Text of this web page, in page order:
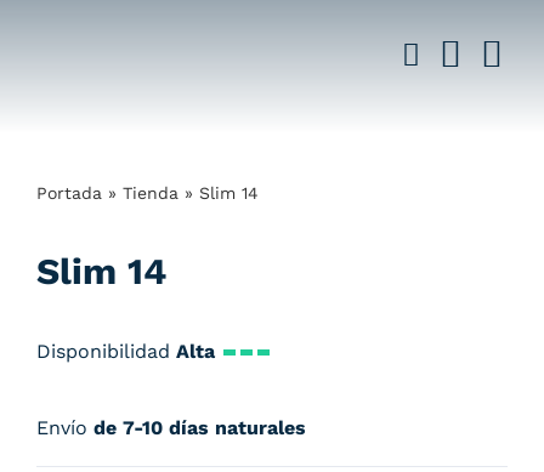
Portada » Tienda » Slim 14
Slim 14
Disponibilidad Alta
Envío de 7-10 días naturales